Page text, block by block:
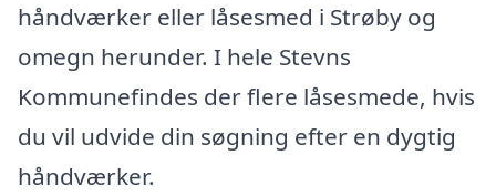
håndværker eller låsesmed i Strøby og
omegn herunder. I hele Stevns
Kommunefindes der flere låsesmede, hvis
du vil udvide din søgning efter en dygtig
håndværker.